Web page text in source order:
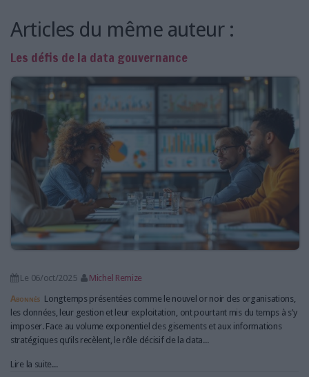
L'ANNUAIRE DES ACTEURS
LES LIVRES BLANCS
NOS OFFRES D'ABONNEMENTS
Articles du même auteur :
Les défis de la data gouvernance
Le 06/oct/2025
Michel Remize
Abonnés Longtemps présentées comme le nouvel or noir des organisations,
les données, leur gestion et leur exploitation, ont pourtant mis du temps à s’y
imposer. Face au volume exponentiel des gisements et aux informations
stratégiques qu’ils recèlent, le rôle décisif de la data...
Lire la suite...